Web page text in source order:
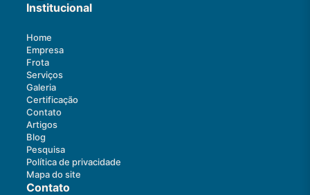
Institucional
Home
Empresa
Frota
Serviços
Galeria
Certificação
Contato
Artigos
Blog
Pesquisa
Política de privacidade
Mapa do site
Contato